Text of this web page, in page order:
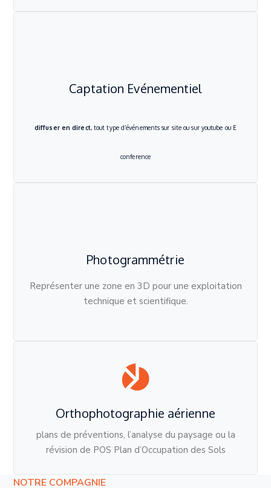
Captation Evénementiel
diffuser en direct, tout type d’événements sur site ou sur youtube ou E
conference
Photogrammétrie
Représenter une zone en 3D pour une exploitation
technique et scientifique.
Orthophotographie aérienne
plans de préventions, l’analyse du paysage ou la
révision de POS Plan d’Occupation des Sols
NOTRE COMPAGNIE